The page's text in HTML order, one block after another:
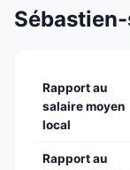
Rapport au
salaire moyen
local
Rapport au